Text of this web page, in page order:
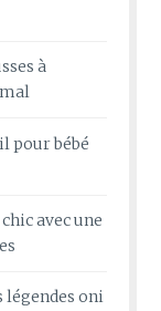
à
pour bébé
avec une
légendes oni